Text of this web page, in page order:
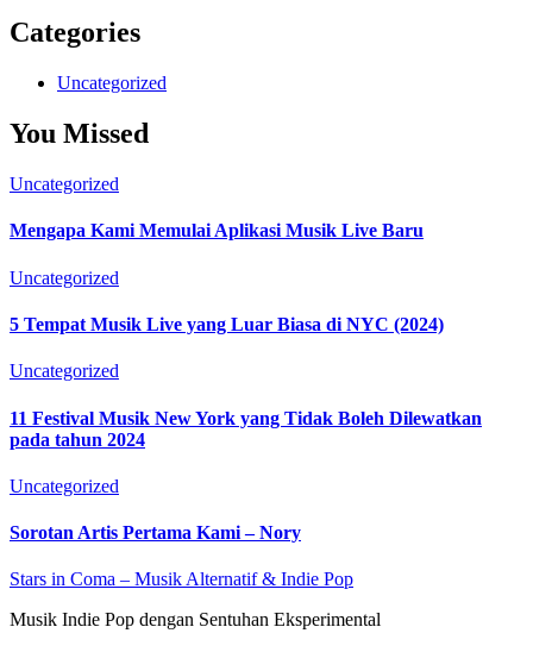
Categories
Uncategorized
You Missed
Uncategorized
Mengapa Kami Memulai Aplikasi Musik Live Baru
Uncategorized
5 Tempat Musik Live yang Luar Biasa di NYC (2024)
Uncategorized
11 Festival Musik New York yang Tidak Boleh Dilewatkan
pada tahun 2024
Uncategorized
Sorotan Artis Pertama Kami – Nory
Stars in Coma – Musik Alternatif & Indie Pop
Musik Indie Pop dengan Sentuhan Eksperimental